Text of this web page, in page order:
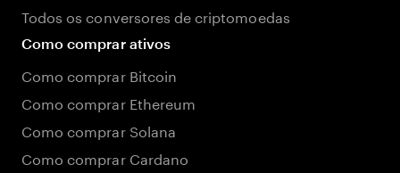
Todos os conversores de criptomoedas
Como comprar ativos
Como comprar Bitcoin
Como comprar Ethereum
Como comprar Solana
Como comprar Cardano